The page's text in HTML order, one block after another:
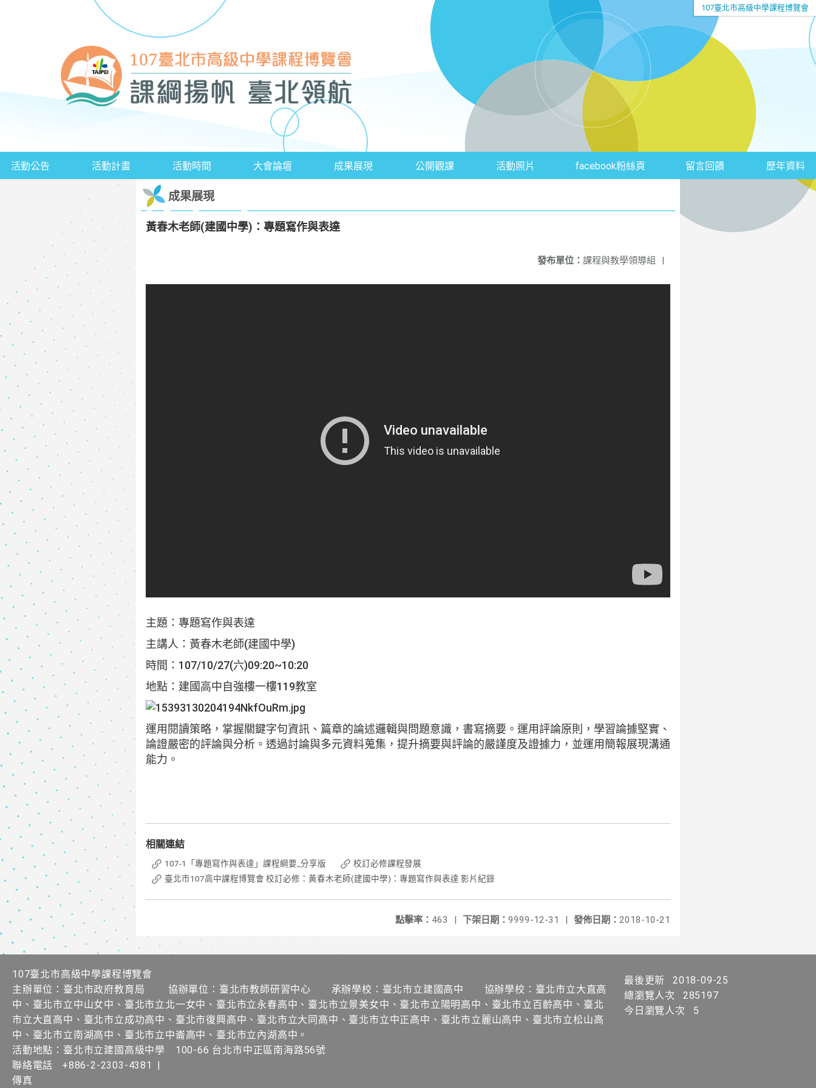
107臺北市高級中學課程博覽會
活動公告 活動計畫 活動時間 大會論壇 成果展現 公開觀課 活動照片 facebook粉絲頁 留言回饋 歷年資料
成果展現
黃春木老師(建國中學)：專題寫作與表達
發布單位： 課程與教學領導組 |
主題：專題寫作與表達
主講人：黃春木老師(建國中學)
時間：107/10/27(六)09:20~10:20
地點：建國高中自強樓一樓119教室
運用閱讀策略，掌握關鍵字句資訊、篇章的論述邏輯與問題意識，書寫摘要。運用評論原則，學習論據堅實、
論證嚴密的評論與分析。透過討論與多元資料蒐集，提升摘要與評論的嚴謹度及證據力，並運用簡報展現溝通
能力。
相關連結
107-1「專題寫作與表達」課程綱要_分享版
校訂必修課程發展
臺北市107高中課程博覽會 校訂必修：黃春木老師(建國中學)：專題寫作與表達 影片紀錄
發佈日期： 2018-10-21
下架日期： 9999-12-31 |
點擊率： 463 |
107臺北市高級中學課程博覽會
主辦單位：臺北市政府教育局 協辦單位：臺北市教師研習中心 承辦學校：臺北市立建國高中 協辦學校：臺北市立大直高
中、臺北市立中山女中、臺北市立北一女中、臺北市立永春高中、臺北市立景美女中、臺北市立陽明高中、臺北市立百齡高中、臺北
市立大直高中、臺北市立成功高中、臺北市復興高中、臺北市立大同高中、臺北市立中正高中、臺北市立麗山高中、臺北市立松山高
中、臺北市立南湖高中、臺北市立中崙高中、臺北市立內湖高中。
活動地點：臺北市立建國高級中學 100-66 台北市中正區南海路56號
聯絡電話
+886-2-2303-4381
|
傳真
最後更新
2018-09-25
總瀏覽人次
285197
今日瀏覽人次
5